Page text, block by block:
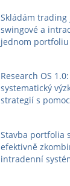
Skládám trading
swingové a
jednom portfoliu
Research OS
systematický
strategií s
Stavba portfolia
efektivně
intradenní